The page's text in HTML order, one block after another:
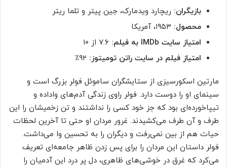
بازیگران: ریچارد ویدمارک، جین پیتر و تلما ریتر
محصول:
امتیاز سایت IMDb به فیلم:
امتیاز فیلم در سایت راتن تومیتوز:
مارتین اسکورسیزی از ستایشگران ساموئل فولر بزرگ است و
سینمای او را دوست دارد. فولر راوی زندگی آدم‌های واداده و
تیپاخورده‌ای بود که جز خود کسی را نداشتند و تن زخمیشان را این
طرف و آن طرف می‌کشیدند. غرور مردان او حتی تا آخرین لحظات
حیات هم از بین نمی‌رفت و دیگران را به تحسین وا می‌داشت.
فولر داستان این مردان را برای پس زدن ظاهر جامعه‌ای تعریف
می‌کرد که غرق در خوشی‌های ظاهری، دل پر درد این آدمیان را